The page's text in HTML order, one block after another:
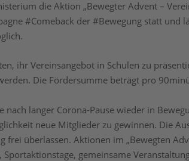
die Aktion „Bewegter Advent –
#Comeback der #Bewegung statt und
ihr Vereinsangebot in Schulen zu
Die Fördersumme beträgt pro
langer Corona-Pause wieder in
neue Mitglieder zu gewinnen. Die
frei überlassen. Aktionen im „Bewegten
gemeinsame